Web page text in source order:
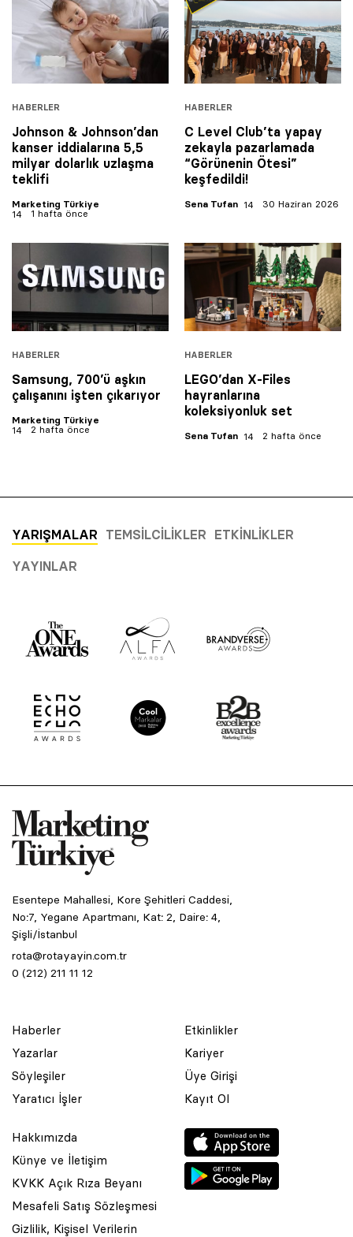
HABERLER
Johnson & Johnson’dan
kanser iddialarına 5,5
milyar dolarlık uzlaşma
teklifi
Marketing Türkiye
1 hafta önce
HABERLER
C Level Club’ta yapay
zekayla pazarlamada
“Görünenin Ötesi”
keşfedildi!
Sena Tufan 30 Haziran 2026
HABERLER
Samsung, 700’ü aşkın
çalışanını işten çıkarıyor
Marketing Türkiye
2 hafta önce
HABERLER
LEGO’dan X-Files
hayranlarına
koleksiyonluk set
Sena Tufan 2 hafta önce
YARIŞMALAR TEMSILCILIKLER ETKINLIKLER
YAYINLAR
Esentepe Mahallesi, Kore Şehitleri Caddesi,
No:7, Yegane Apartmanı, Kat: 2, Daire: 4,
Şişli/İstanbul
rota@rotayayin.com.tr
0 (212) 211 11 12
Haberler
Yazarlar
Söyleşiler
Yaratıcı İşler
Etkinlikler
Kariyer
Üye Girişi
Kayıt Ol
Hakkımızda
Künye ve İletişim
KVKK Açık Rıza Beyanı
Mesafeli Satış Sözleşmesi
Gizlilik, Kişisel Verilerin